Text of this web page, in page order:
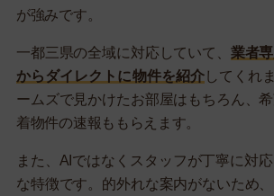
が強みです。
一都三県の全域に対応していて、 業者
からダイレクトに物件を紹介してくれ
ームズで見かけたお部屋はもちろん、
着物件の速報ももらえます。
また、AIではなくスタッフが丁寧に対
な特徴です。的外れな案内がないため